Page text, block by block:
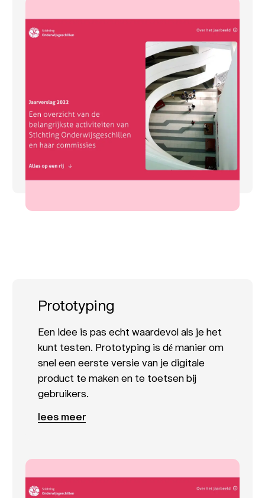
Prototyping
Een idee is pas echt waardevol als je het
kunt testen. Prototyping is dé manier om
snel een eerste versie van je digitale
product te maken en te toetsen bij
gebruikers.
lees meer